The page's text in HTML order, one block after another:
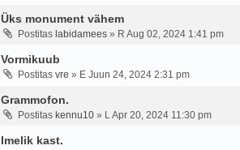
Üks monument vähem
Postitas labidamees » R Aug 02, 2024 1:41 pm
Vormikuub
Postitas vre » E Juun 24, 2024 2:31 pm
Grammofon.
Postitas kennu10 » L Apr 20, 2024 11:30 pm
Imelik kast.